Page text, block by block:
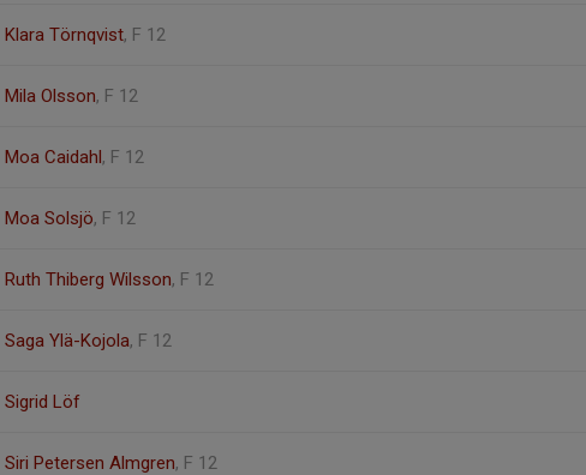
Klara Törnqvist, F 12
Mila Olsson, F 12
Moa Caidahl, F 12
Moa Solsjö, F 12
Ruth Thiberg Wilsson, F 12
Saga Ylä-Kojola, F 12
Sigrid Löf
Siri Petersen Almgren, F 12